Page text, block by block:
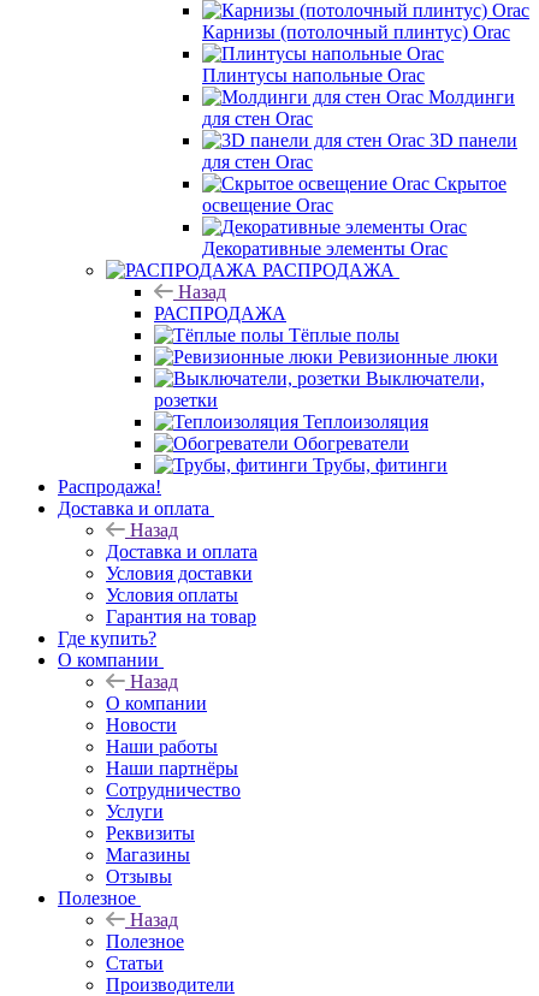
Карнизы (потолочный плинтус) Orac
Плинтусы напольные Orac
Молдинги
для стен Orac
3D панели
для стен Orac
Скрытое
освещение Orac
Декоративные элементы Orac
РАСПРОДАЖА
Назад
РАСПРОДАЖА
Тёплые полы
Ревизионные люки
Выключатели,
розетки
Теплоизоляция
Обогреватели
Трубы, фитинги
Распродажа!
Доставка и оплата
Назад
Доставка и оплата
Условия доставки
Условия оплаты
Гарантия на товар
Где купить?
О компании
Назад
О компании
Новости
Наши работы
Наши партнёры
Сотрудничество
Услуги
Реквизиты
Магазины
Отзывы
Полезное
Назад
Полезное
Статьи
Производители